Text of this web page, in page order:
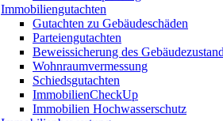
Immobiliengutachten
Gutachten zu Gebäudeschäden
Parteiengutachten
Beweissicherung des
Wohnraumvermessung
Schiedsgutachten
ImmobilienCheckUp
Immobilien Hochwasserschutz